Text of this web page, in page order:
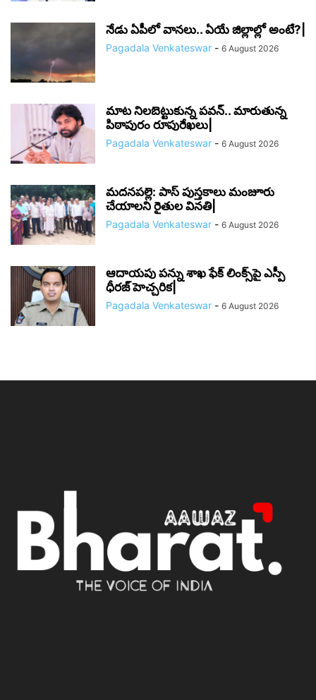
నేడు ఏపీలో వానలు.. ఏయే జిల్లాల్లో అంటే?|
Pagadala Venkateswar - 6 August 2026
మాట నిలబెట్టుకున్న పవన్.. మారుతున్న
పిఠాపురం రూపురేఖలు|
Pagadala Venkateswar - 6 August 2026
మదనపల్లె: పాస్‌ పుస్తకాలు మంజూరు
చేయాలని రైతుల వినతి|
Pagadala Venkateswar - 6 August 2026
ఆదాయపు పన్ను శాఖ ఫేక్ లింక్స్‌పై ఎస్పీ
ధీరజ్ హెచ్చరిక|
Pagadala Venkateswar - 6 August 2026